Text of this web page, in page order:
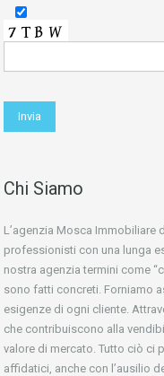
Chi Siamo
L’agenzia Mosca
professionisti con una lunga
nostra agenzia termini come
sono fatti concreti. Forniamo
esigenze di ogni cliente.
che contribuiscono alla
valore di mercato. Tutto ciò ci
affidatici, anche con l’ausilio